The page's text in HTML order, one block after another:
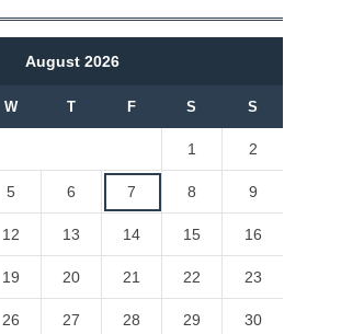
August 2026
W T F S S
1 2
5 6 7 8 9
12 13 14 15 16
19 20 21 22 23
26 27 28 29 30